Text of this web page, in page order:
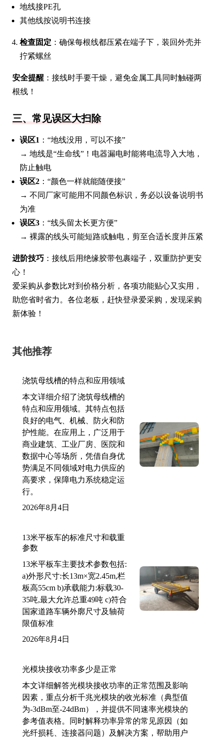
地线接PE孔
其他线按说明书连接
检查固定 ：确保每根线都压紧在端子下，装回外壳并
拧紧螺丝
安全提醒 ：接线时手要干燥，避免金属工具同时触碰两
根线！
三、常见误区大扫除
误区1 ：“地线没用，可以不接”
→ 地线是“生命线”！电器漏电时能将电流导入大地，
防止触电
误区2 ：“颜色一样就能随便接”
→ 不同厂家可能用不同颜色标识，务必以设备说明书
为准
误区3 ：“线头留太长更方便”
→ 裸露的线头可能短路或触电，剪至合适长度并压紧
进阶技巧 ：接线后用绝缘胶带包裹端子，双重防护更安
心！
爱采购从参数比对到价格分析，各项功能贴心又实用，
助您省时省力。各位老板，赶快登录爱采购，发现采购
新体验！
其他推荐
浇筑母线槽的特点和应用领域
本文详细介绍了浇筑母线槽的
特点和应用领域。其特点包括
良好的电气、机械、防火和防
护性能。在应用上，广泛用于
商业建筑、工业厂房、医院和
数据中心等场所，凭借自身优
势满足不同领域对电力供应的
高要求，保障电力系统稳定运
行。
2026年8月4日
13米平板车的标准尺寸和载重
参数
13米平板车主要技术参数包括:
a)外形尺寸:长13m×宽2.45m,栏
板高55cm b)承载能力:标载30-
35吨,最大允许总重49吨 c)符合
国家道路车辆外廓尺寸及轴荷
限值标准
2026年8月4日
光模块接收功率多少是正常
本文详细解答光模块接收功率的正常范围及影响
因素，重点分析千兆光模块的收光标准（典型值
为-3dBm至-24dBm），并提供不同速率光模块的
参考值表格。同时解释功率异常的常见原因（如
光纤损耗、连接器问题）及解决方案，帮助用户